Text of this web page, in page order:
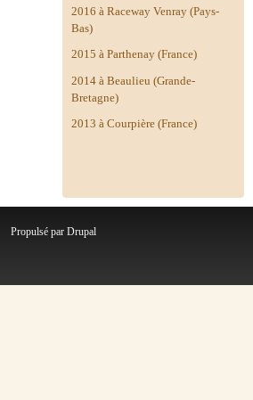
2016 à Raceway Venray (Pays-
Bas)
2015 à Parthenay (France)
2014 à Beaulieu (Grande-
Bretagne)
2013 à Courpière (France)
Propulsé par Drupal